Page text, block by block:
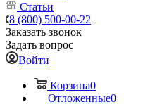
Статьи
8 (800) 500-00-22
Заказать звонок
Задать вопрос
Войти
Корзина0
Отложенные0